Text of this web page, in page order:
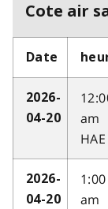
Cote air
Date
2026-
04-20
am
HAE
2026-
04-20
1:00
am